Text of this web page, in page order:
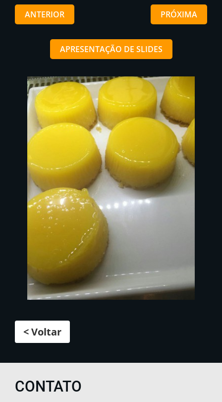
ANTERIOR PRÓXIMA
APRESENTAÇÃO DE SLIDES
< Voltar
CONTATO